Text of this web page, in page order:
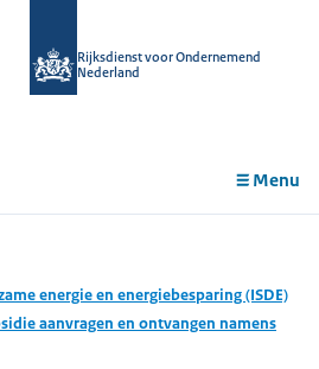
Rijksdienst voor Ondernemend
Nederland
Menu
energie en energiebesparing (ISDE)
aanvragen en ontvangen namens